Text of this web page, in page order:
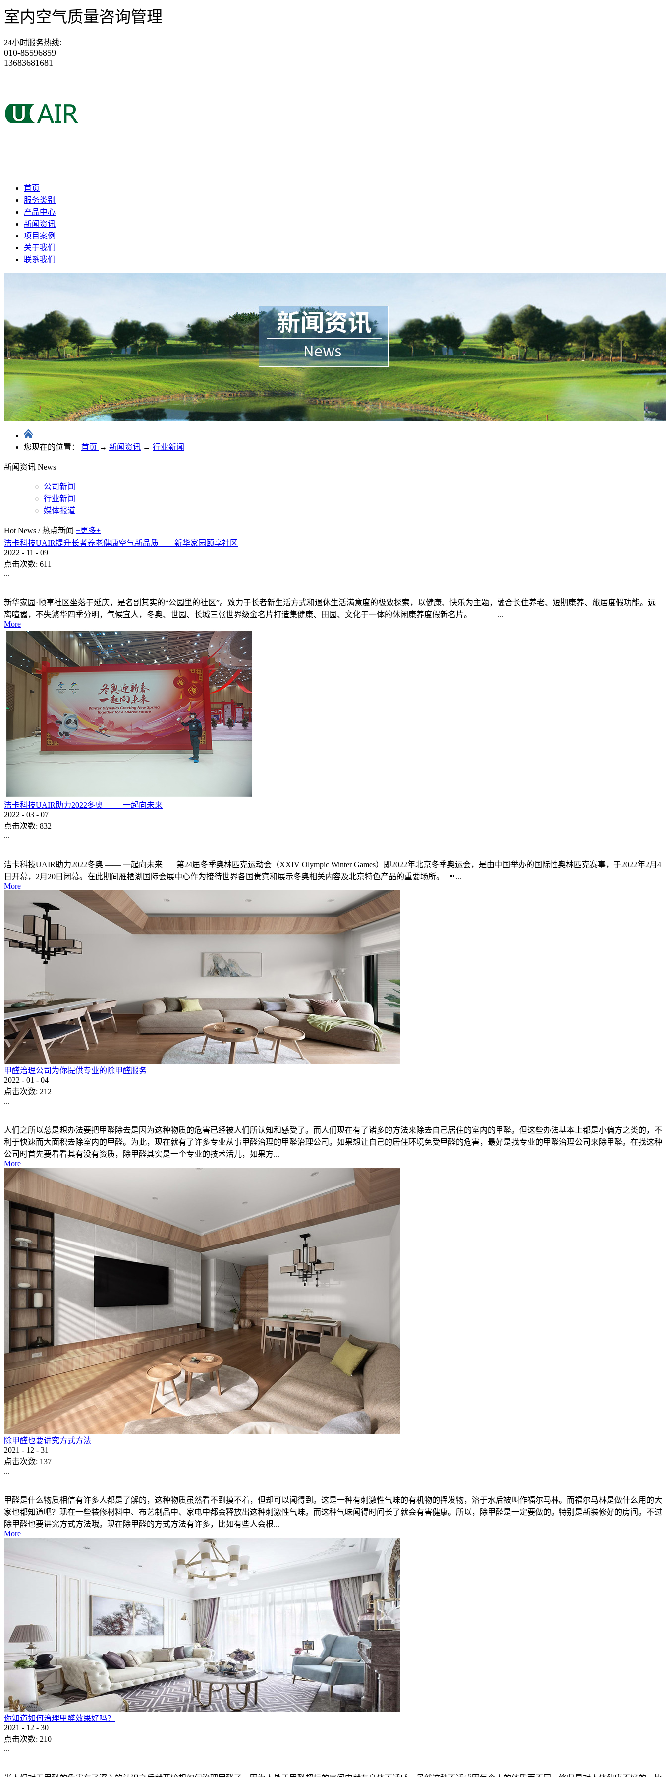
室内空气质量咨询管理
24小时服务热线:
010-85596859
13683681681
首页
服务类别
产品中心
新闻资讯
项目案例
关于我们
联系我们
您现在的位置： 首页 → 新闻资讯 → 行业新闻
新闻资讯 News
公司新闻
行业新闻
媒体报道
Hot News / 热点新闻 +更多+
洁卡科技UAIR提升长者养老健康空气新品质——新华家园颐享社区
2022 - 11 - 09
点击次数: 611
...
新华家园·颐享社区坐落于延庆，是名副其实的“公园里的社区”。致力于长者新生活方式和退休生活满意度的极致探索，以健康、快乐为主题，融合长住养老、短期康养、旅居度假功能。远
离喧嚣，不失繁华四季分明，气候宜人，冬奥、世园、长城三张世界级金名片打造集健康、田园、文化于一体的休闲康养度假新名片。 ...
More
洁卡科技UAIR助力2022冬奥 —— 一起向未来
2022 - 03 - 07
点击次数: 832
...
洁卡科技UAIR助力2022冬奥 —— 一起向未来 第24届冬季奥林匹克运动会（XXIV Olympic Winter Games）即2022年北京冬季奥运会，是由中国举办的国际性奥林匹克赛事，于2022年2月4
日开幕，2月20日闭幕。在此期间雁栖湖国际会展中心作为接待世界各国贵宾和展示冬奥相关内容及北京特色产品的重要场所。 ...
More
甲醛治理公司为你提供专业的除甲醛服务
2022 - 01 - 04
点击次数: 212
...
人们之所以总是想办法要把甲醛除去是因为这种物质的危害已经被人们所认知和感受了。而人们现在有了诸多的方法来除去自己居住的室内的甲醛。但这些办法基本上都是小偏方之类的，不
利于快速而大面积去除室内的甲醛。为此，现在就有了许多专业从事甲醛治理的甲醛治理公司。如果想让自己的居住环境免受甲醛的危害，最好是找专业的甲醛治理公司来除甲醛。在找这种
公司时首先要看看其有没有资质，除甲醛其实是一个专业的技术活儿，如果方...
More
除甲醛也要讲究方式方法
2021 - 12 - 31
点击次数: 137
...
甲醛是什么物质相信有许多人都是了解的，这种物质虽然看不到摸不着，但却可以闻得到。这是一种有刺激性气味的有机物的挥发物，溶于水后被叫作福尔马林。而福尔马林是做什么用的大
家也都知道吧？现在一些装修材料中、布艺制品中、家电中都会释放出这种刺激性气味。而这种气味闻得时间长了就会有害健康。所以，除甲醛是一定要做的。特别是新装修好的房间。不过
除甲醛也要讲究方式方法哦。现在除甲醛的方式方法有许多，比如有些人会根...
More
你知道如何治理甲醛效果好吗？
2021 - 12 - 30
点击次数: 210
...